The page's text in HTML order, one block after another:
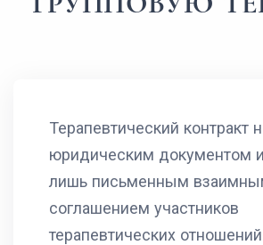
Терапевтический контракт
юридическим документом
лишь письменным
соглашением участников
терапевтических